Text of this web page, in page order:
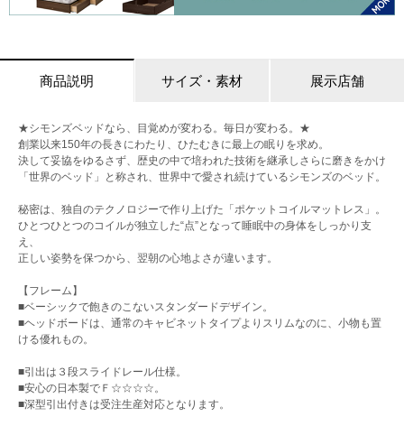
商品説明 サイズ・素材 展示店舗
★シモンズベッドなら、目覚めが変わる。毎日が変わる。★
創業以来150年の長きにわたり、ひたむきに最上の眠りを求め。
決して妥協をゆるさず、歴史の中で培われた技術を継承しさらに磨きをかけ
「世界のベッド」と称され、世界中で愛され続けているシモンズのベッド。
秘密は、独自のテクノロジーで作り上げた「ポケットコイルマットレス」。
ひとつひとつのコイルが独立した“点”となって睡眠中の身体をしっかり支
え、
正しい姿勢を保つから、翌朝の心地よさが違います。
【フレーム】
■ベーシックで飽きのこないスタンダードデザイン。
■ヘッドボードは、通常のキャビネットタイプよりスリムなのに、小物も置
ける優れもの。
■引出は３段スライドレール仕様。
■安心の日本製でＦ☆☆☆☆。
■深型引出付きは受注生産対応となります。